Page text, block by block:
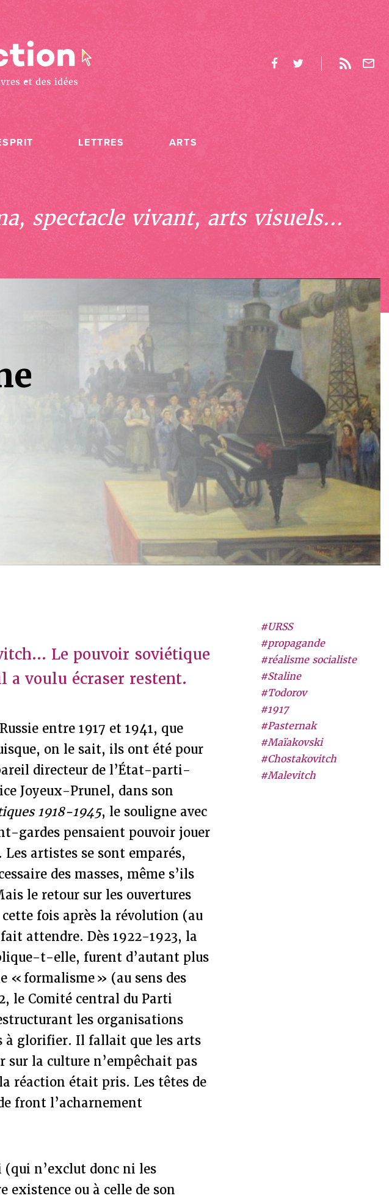
LETTRES ARTS
spectacle vivant, arts visuels...
#URSS
#propagande
#réalisme socialiste
#Staline
#Todorov
#1917
#Pasternak
#Maïakovski
#Chostakovitch
#Malevitch
Le pouvoir soviétique
a voulu écraser restent.
entre 1917 et 1941, que
on le sait, ils ont été pour
directeur de l’État-parti-
Joyeux-Prunel, dans son
1918-1945, le souligne avec
gardes pensaient pouvoir jouer
artistes se sont emparés,
des masses, même s’ils
le retour sur les ouvertures
fois après la révolution (au
attendre. Dès 1922-1923, la
t-elle, furent d’autant plus
« formalisme » (au sens des
le Comité central du Parti
les organisations
à glorifier. Il fallait que les arts
sur la culture n’empêchait pas
réaction était pris. Les têtes de
front l’acharnement
(qui n’exclut donc ni les
existence ou à celle de son